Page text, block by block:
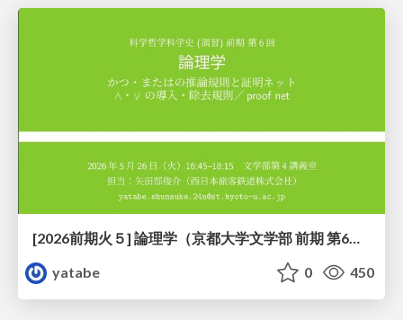
[2026前期火５] 論理学（京都大学文学部 前期 第6回）「かつとまたはの規則」
yatabe
0 450